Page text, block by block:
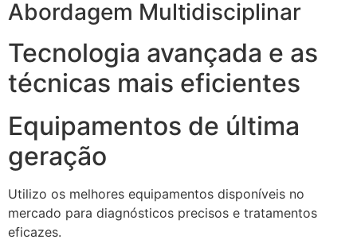
Abordagem Multidisciplinar
Tecnologia avançada e as
técnicas mais eficientes
Equipamentos de última
geração
Utilizo os melhores equipamentos disponíveis no
mercado para diagnósticos precisos e tratamentos
eficazes.